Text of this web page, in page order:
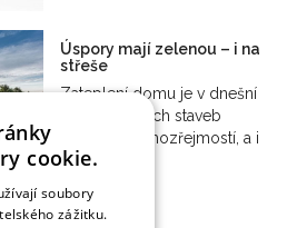
Úspory mají zelenou – i na
střeše
Zateplení domu je v dnešní
době u nových staveb
prakticky samozřejmostí, a i
u…
cookie.
soubory
zážitku.